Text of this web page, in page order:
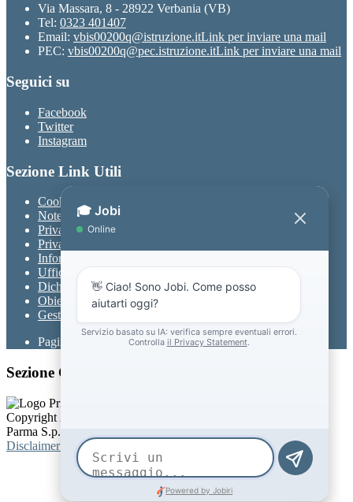
Via Massara, 8 - 28922 Verbania (VB)
Tel: 0323 401407
Email: vbis00200q@istruzione.itLink per inviare una mail
PEC: vbis00200q@pec.istruzione.itLink per inviare una mail
Seguici su
Facebook
Twitter
Instagram
Sezione Link Utili
Cookie policy
Note legali
Privacy
Privacy Policy
Informativa Privacy chatbot Jobi
Ufficio Relazioni con il Pubblico
Dichiarazione di accessibilità
Obiettivi di accessibilità
Gestione consensi cookie
Pagina visualizzata152volte
Sezione Copyright
Copyright 2026 | Engineered and powered by Gruppo Spaggiari
Parma S.p.A. | Divisione Publishing & New Social Media
Disclaimer trattamento dati personali